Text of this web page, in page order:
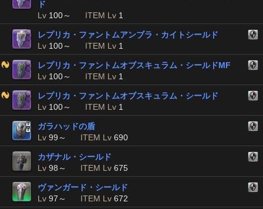
ド
Lv 100～ ITEM Lv 1
レプリカ・ファントムアンブラ・カイトシールド
Lv 100～ ITEM Lv 1
レプリカ・ファントムオブスキュラム・シールドMF
Lv 100～ ITEM Lv 1
レプリカ・ファントムオブスキュラム・シールド
Lv 100～ ITEM Lv 1
ガラハッドの盾
Lv 99～ ITEM Lv 690
カザナル・シールド
Lv 98～ ITEM Lv 675
ヴァンガード・シールド
Lv 97～ ITEM Lv 672